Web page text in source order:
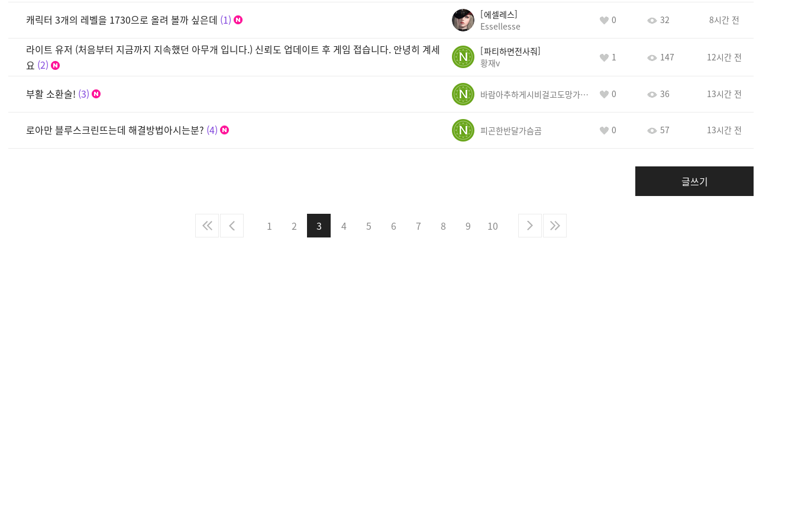
캐릭터 3개의 레벨을 1730으로 올려 볼까 싶은데 1
에셀레스
Essellesse
0 32 8시간 전
라이트 유저 (처음부터 지금까지 지속했던 아무개 입니다.) 신뢰도 업데이트 후 게임 접습니다. 안녕히 계세
요 2
파티하면전사줘
황재v
1 147 12시간 전
부활 소환술! 3 바람아추하게시비걸고도망가냐당당하게글써 0 36 13시간 전
로아만 블루스크린뜨는데 해결방법아시는분? 4 피곤한반달가슴곰 0 57 13시간 전
글쓰기
1 2 3 4 5 6 7 8 9 10